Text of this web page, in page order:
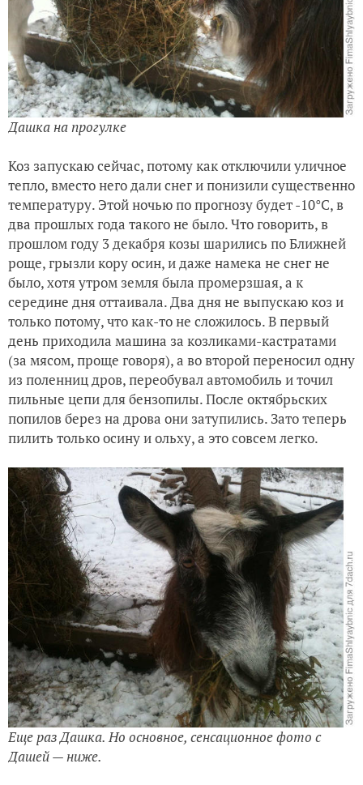
Дашка на прогулке
Коз запускаю сейчас, потому как отключили уличное
тепло, вместо него дали снег и понизили существенно
температуру. Этой ночью по прогнозу будет -10°С, в
два прошлых года такого не было. Что говорить, в
прошлом году 3 декабря козы шарились по Ближней
роще, грызли кору осин, и даже намека не снег не
было, хотя утром земля была промерзшая, а к
середине дня оттаивала. Два дня не выпускаю коз и
только потому, что как-то не сложилось. В первый
день приходила машина за козликами-кастратами
(за мясом, проще говоря), а во второй переносил одну
из поленниц дров, переобувал автомобиль и точил
пильные цепи для бензопилы. После октябрьских
попилов берез на дрова они затупились. Зато теперь
пилить только осину и ольху, а это совсем легко.
Еще раз Дашка. Но основное, сенсационное фото с
Дашей — ниже.